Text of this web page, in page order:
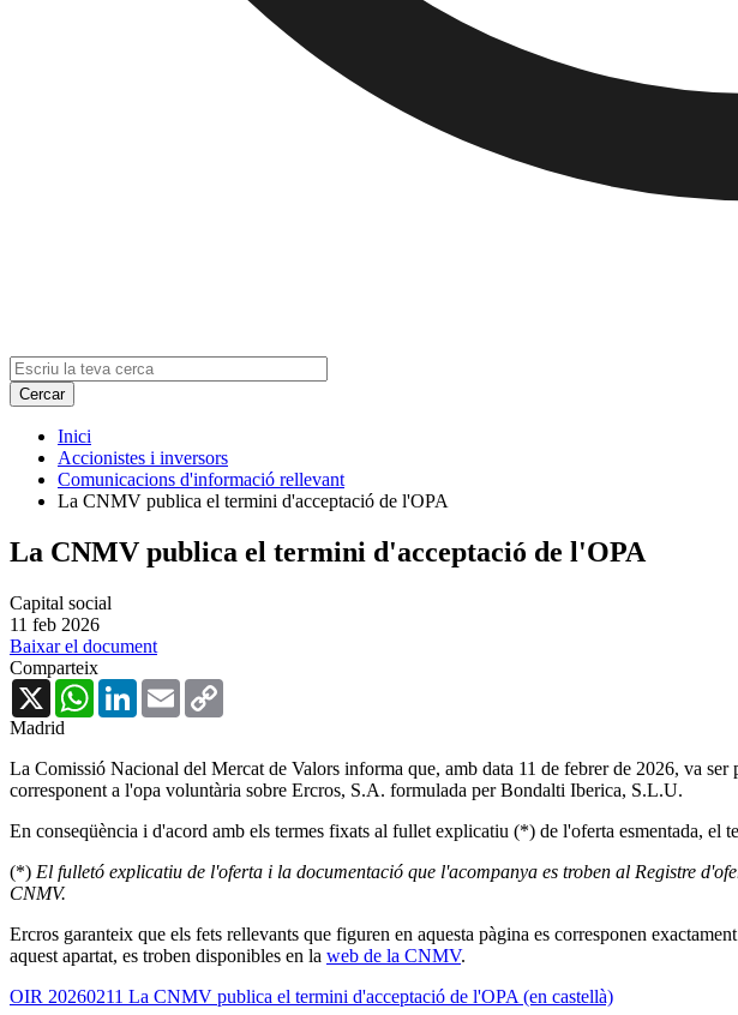
Inici
Accionistes i inversors
Comunicacions d'informació rellevant
La CNMV publica el termini d'acceptació de l'OPA
La CNMV publica el termini d'acceptació de l'OPA
Capital social
11 feb 2026
Baixar el document
Comparteix
X
WhatsAppLinkedInEmail
Madrid
La Comissió Nacional del Mercat de Valors informa que, amb data 11 de febrer de 2026, va
corresponent a l'opa voluntària sobre Ercros, S.A. formulada per Bondalti Iberica, S.L.U.
En conseqüència i d'acord amb els termes fixats al fullet explicatiu (*) de l'oferta esmentada, el
(*) El fulletó explicatiu de l'oferta i la documentació que l'acompanya es troben al Registre
CNMV.
Ercros garanteix que els fets rellevants que figuren en aquesta pàgina es corresponen
aquest apartat, es troben disponibles en la web de la CNMV.
OIR 20260211 La CNMV publica el termini d'acceptació de l'OPA (en castellà)